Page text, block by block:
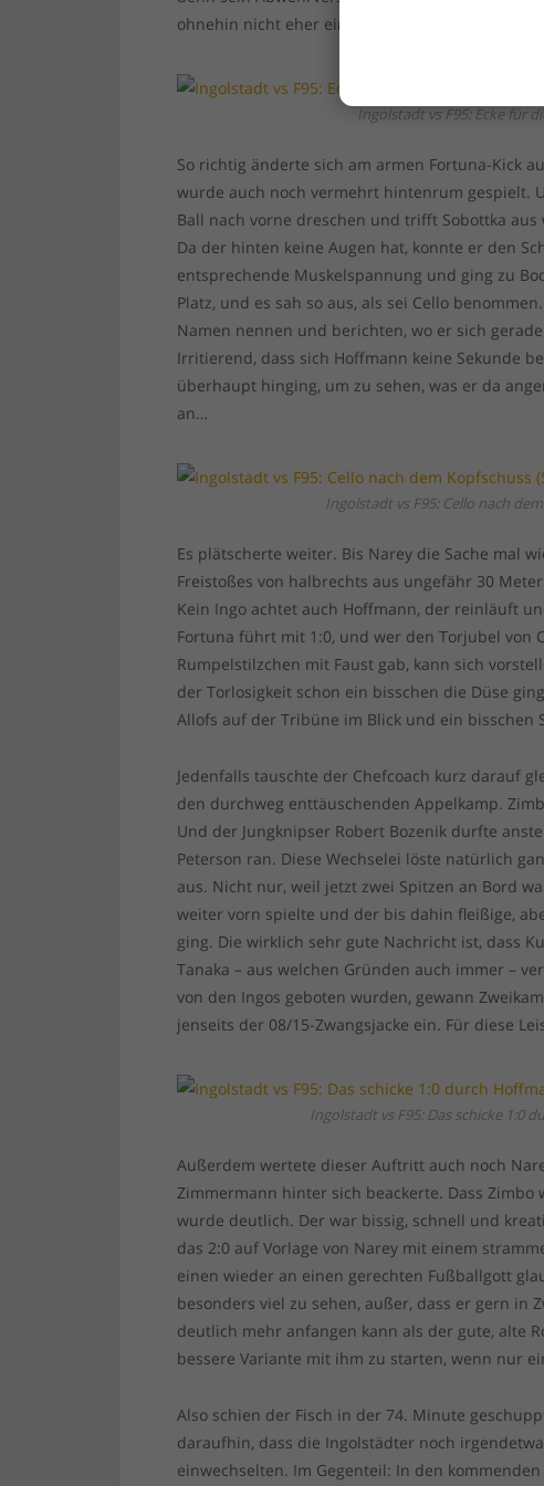
ohnehin nicht eher ein Stürmerfoul war.
Ingolstadt vs F95: Ecke für
So richtig änderte sich am armen Fortuna-Kick
wurde auch noch vermehrt hintenrum gespielt.
Ball nach vorne dreschen und trifft Sobottka
Da der hinten keine Augen hat, konnte er den
entsprechende Muskelspannung und ging zu
Platz, und es sah so aus, als sei Cello
Namen nennen und berichten, wo er sich
Irritierend, dass sich Hoffmann keine Sekunde
überhaupt hinging, um zu sehen, was er da
an…
Ingolstadt vs F95: Cello nach
Es plätscherte weiter. Bis Narey die Sache mal
Freistoßes von halbrechts aus ungefähr 30
Kein Ingo achtet auch Hoffmann, der reinläuft
Fortuna führt mit 1:0, und wer den Torjubel von
Rumpelstilzchen mit Faust gab, kann sich
der Torlosigkeit schon ein bisschen die Düse
Allofs auf der Tribüne im Blick und ein bisschen
Jedenfalls tauschte der Chefcoach kurz darauf
den durchweg enttäuschenden Appelkamp.
Und der Jungknipser Robert Bozenik durfte
Peterson ran. Diese Wechselei löste natürlich
aus. Nicht nur, weil jetzt zwei Spitzen an Bord
weiter vorn spielte und der bis dahin fleißige,
ging. Die wirklich sehr gute Nachricht ist, dass
Tanaka – aus welchen Gründen auch immer –
von den Ingos geboten wurden, gewann
jenseits der 08/15-Zwangsjacke ein. Für diese
Ingolstadt vs F95: Das schicke 1:0
Außerdem wertete dieser Auftritt auch noch
Zimmermann hinter sich beackerte. Dass
wurde deutlich. Der war bissig, schnell und
das 2:0 auf Vorlage von Narey mit einem
einen wieder an einen gerechten Fußballgott
besonders viel zu sehen, außer, dass er gern in
deutlich mehr anfangen kann als der gute, alte
bessere Variante mit ihm zu starten, wenn nur
Also schien der Fisch in der 74. Minute
daraufhin, dass die Ingolstädter noch
einwechselten. Im Gegenteil: In den